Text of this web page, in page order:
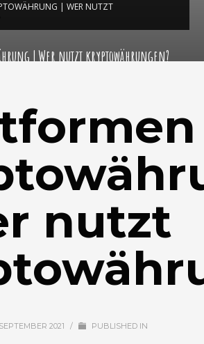
| WER NUTZT
| Wer nutzt kryptowährungen?
nutzt
2021 /
PUBLISHED IN